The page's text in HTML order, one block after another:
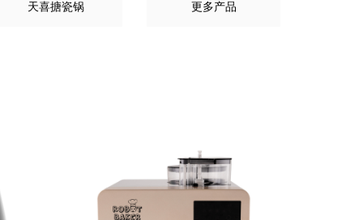
天喜搪瓷锅 更多产品